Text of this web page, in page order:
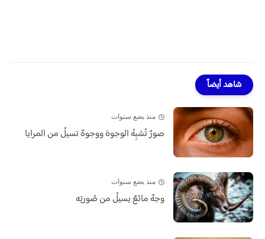
شاهد أيضاً
منذ بضع سنوات
صورٌ تُشبِهُ الوجوهَ ووجوهٌ تسيلُ من المرايا
منذ بضع سنوات
وجهٌ مائعٌ يسيلُ من صُورتِه